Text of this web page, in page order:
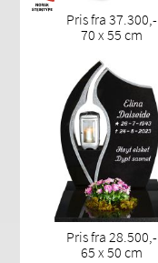
Pris fra 37.300,-
70 x 55 cm
Pris fra 28.500,-
65 x 50 cm